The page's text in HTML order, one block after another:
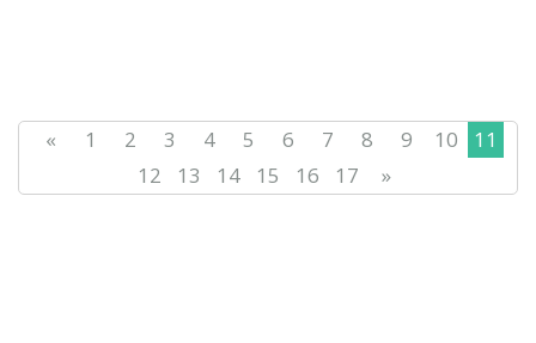
« 1 2 3 4 5 6 7 8 9 10
11
12
13 14 15 16 17 »